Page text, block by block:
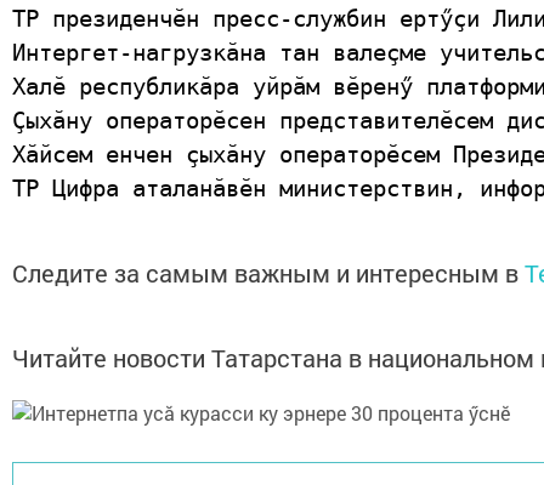
ТР президенчӗн пресс-службин ертӳҫи
Интергет-нагрузкӑна тан валеҫме
Халӗ республикӑра уйрӑм вӗренӳ
Ҫыхӑну операторӗсен представителӗсем
Хăйсем енчен ҫыхӑну операторӗсем
ТР Цифра аталанӑвӗн министерствин,
Следите за самым важным и интересным в
Читайте новости Татарстана в